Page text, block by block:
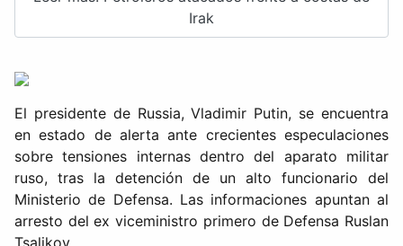
Irak
El presidente de Russia, Vladimir Putin, se encuentra
en estado de alerta ante crecientes especulaciones
sobre tensiones internas dentro del aparato militar
ruso, tras la detención de un alto funcionario del
Ministerio de Defensa. Las informaciones apuntan al
arresto del ex viceministro primero de Defensa Ruslan